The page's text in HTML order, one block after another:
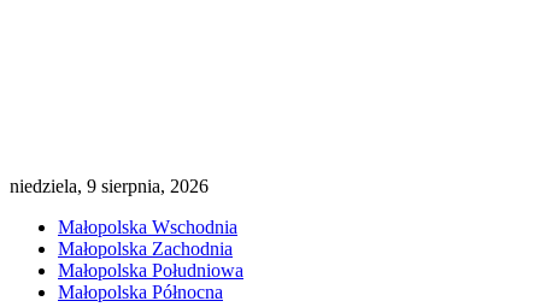
niedziela, 9 sierpnia, 2026
Małopolska Wschodnia
Małopolska Zachodnia
Małopolska Południowa
Małopolska Północna